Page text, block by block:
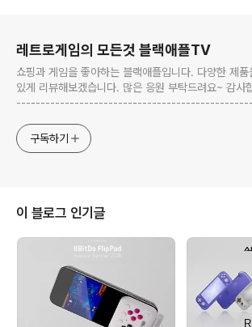
레트로게임의 모든것 블랙애플TV
쇼핑과 게임을 좋아하는 블랙애플입니다. 다양한 제품
있게 리뷰해보겠습니다. 많은 응원 부탁드려요~ 감사
---------- blackapple.btv@gmail.com
----------------------------
구독하기
이 블로그 인기글